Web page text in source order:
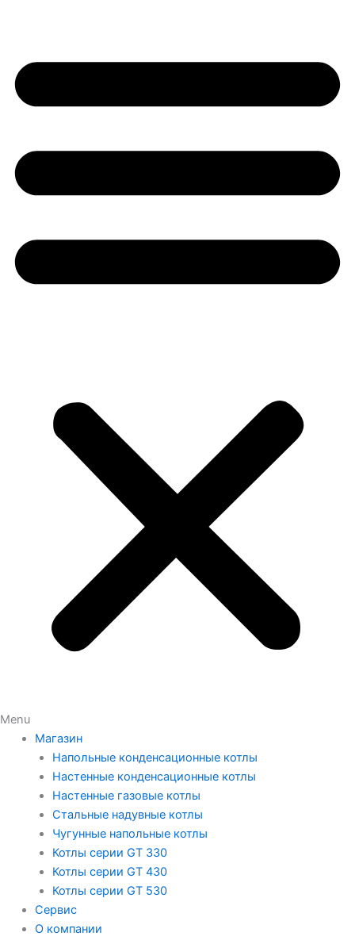
Menu
Магазин
Напольные конденсационные котлы
Настенные конденсационные котлы
Настенные газовые котлы
Стальные надувные котлы
Чугунные напольные котлы
Котлы серии GT 330
Котлы серии GT 430
Котлы серии GT 530
Сервис
О компании